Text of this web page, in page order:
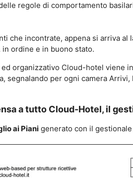
regole di comportamento
che incontrate, appena si arriva al
ordine e in buono stato.
organizzativo Cloud-hotel
segnalando per ogni camera
a tutto Cloud-Hotel, il
ai Piani generato con il